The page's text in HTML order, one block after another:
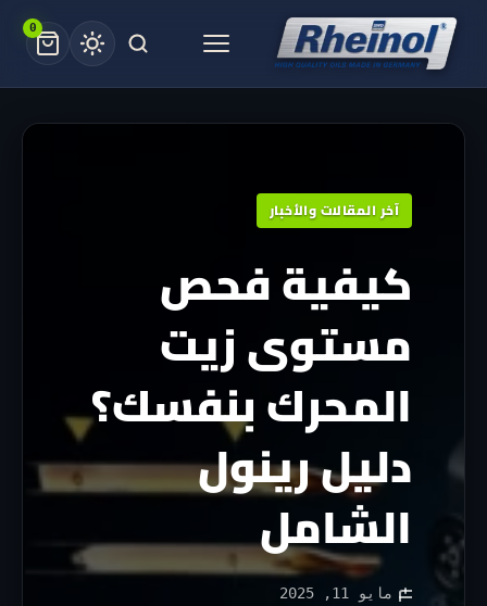
Skip
content
Menu
0
آخر المقالات والأخبار
كيفية فحص
مستوى زيت
المحرك بنفسك؟
دليل رينول
الشامل
مايو 11, 2025